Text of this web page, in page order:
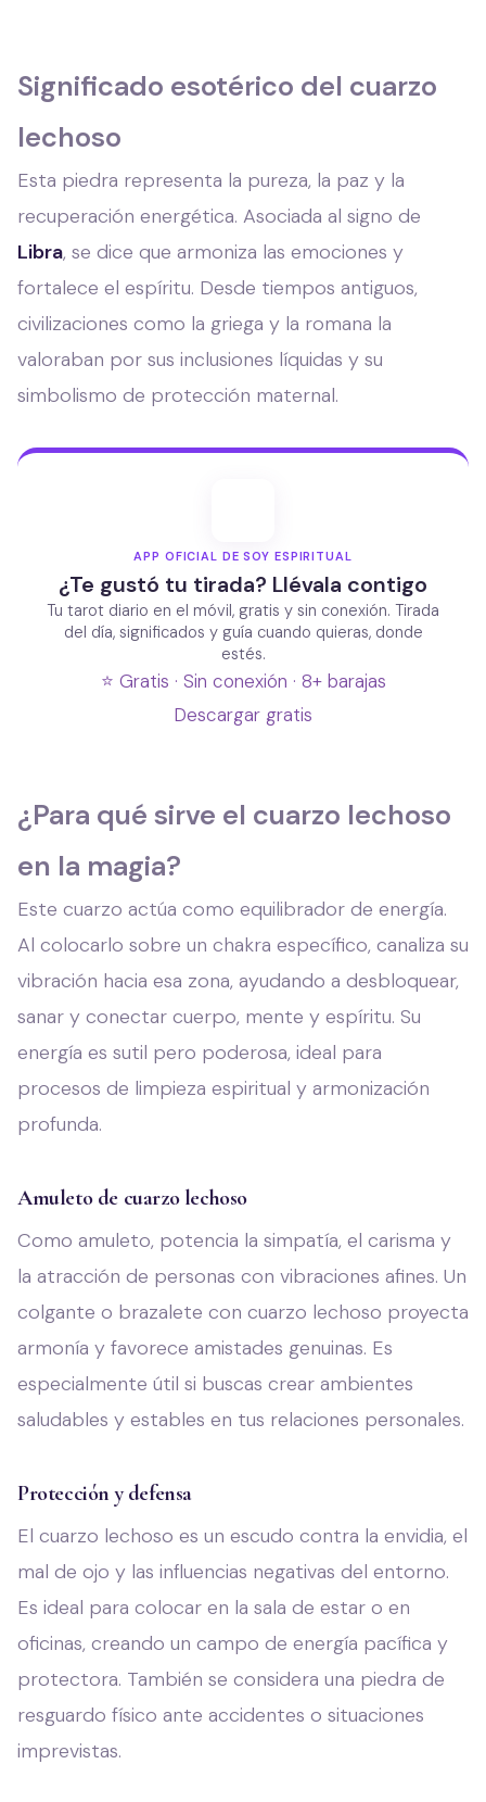
Significado esotérico del cuarzo
lechoso
Esta piedra representa la pureza, la paz y la
recuperación energética. Asociada al signo de
Libra, se dice que armoniza las emociones y
fortalece el espíritu. Desde tiempos antiguos,
civilizaciones como la griega y la romana la
valoraban por sus inclusiones líquidas y su
simbolismo de protección maternal.
APP OFICIAL DE SOY ESPIRITUAL
¿Te gustó tu tirada? Llévala contigo
Tu tarot diario en el móvil, gratis y sin conexión. Tirada
del día, significados y guía cuando quieras, donde
estés.
⭐ Gratis · Sin conexión · 8+ barajas
Descargar gratis
¿Para qué sirve el cuarzo lechoso
en la magia?
Este cuarzo actúa como equilibrador de energía.
Al colocarlo sobre un chakra específico, canaliza su
vibración hacia esa zona, ayudando a desbloquear,
sanar y conectar cuerpo, mente y espíritu. Su
energía es sutil pero poderosa, ideal para
procesos de limpieza espiritual y armonización
profunda.
Amuleto de cuarzo lechoso
Como amuleto, potencia la simpatía, el carisma y
la atracción de personas con vibraciones afines. Un
colgante o brazalete con cuarzo lechoso proyecta
armonía y favorece amistades genuinas. Es
especialmente útil si buscas crear ambientes
saludables y estables en tus relaciones personales.
Protección y defensa
El cuarzo lechoso es un escudo contra la envidia, el
mal de ojo y las influencias negativas del entorno.
Es ideal para colocar en la sala de estar o en
oficinas, creando un campo de energía pacífica y
protectora. También se considera una piedra de
resguardo físico ante accidentes o situaciones
imprevistas.